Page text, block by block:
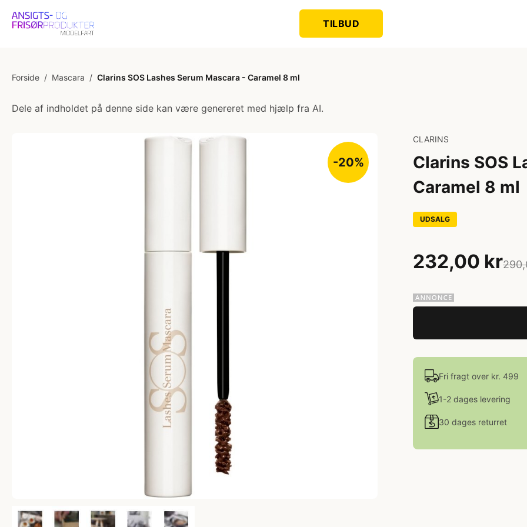
TILBUD
Forside / Mascara / Clarins SOS Lashes Serum Mascara - Caramel 8 ml
Dele af indholdet på denne side kan være genereret med hjælp fra AI.
-20%
CLARINS
Clarins SOS
Caramel 8 ml
UDSALG
232,00 kr
Fri fragt over kr. 499
1-2 dages levering
30 dages returret